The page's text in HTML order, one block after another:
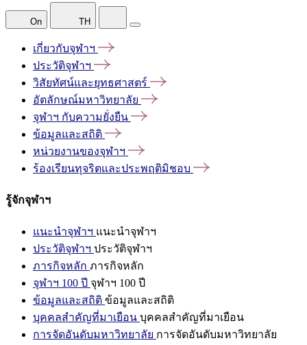
On TH
เกี่ยวกับจุฬาฯ
ประวัติจุฬาฯ
วิสัยทัศน์และยุทธศาสตร์
อัตลักษณ์มหาวิทยาลัย
จุฬาฯ กับความยั่งยืน
ข้อมูลและสถิติ
หน่วยงานของจุฬาฯ
ร้องเรียนทุจริตและประพฤติมิชอบ
รู้จักจุฬาฯ
แนะนำจุฬาฯ แนะนำจุฬาฯ
ประวัติจุฬาฯ ประวัติจุฬาฯ
ภารกิจหลัก ภารกิจหลัก
จุฬาฯ 100 ปี จุฬาฯ 100 ปี
ข้อมูลและสถิติ ข้อมูลและสถิติ
บุคคลสำคัญที่มาเยือน บุคคลสำคัญที่มาเยือน
การจัดอันดับมหาวิทยาลัย การจัดอันดับมหาวิทยาลัย